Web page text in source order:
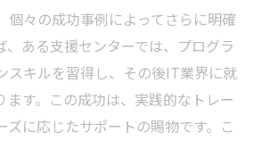
個々の成功事例によってさらに明確
、ある支援センターでは、プログラ
スキルを習得し、その後IT業界に就
ます。この成功は、実践的なトレー
ズに応じたサポートの賜物です。こ